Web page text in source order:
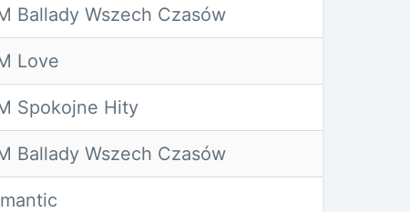
Ballady Wszech Czasów
Love
Spokojne Hity
Ballady Wszech Czasów